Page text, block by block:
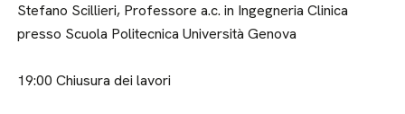
Stefano Scillieri, Professore a.c. in Ingegneria Clinica
presso Scuola Politecnica Università Genova
19:00 Chiusura dei lavori